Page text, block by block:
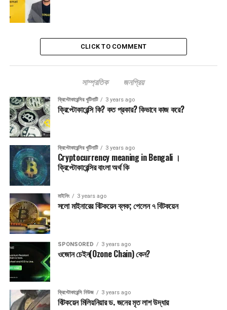
Post Views:
Ethereum এ বিনিয়োগ কতটা লাভজনক হবে?
“কোর ডাউ” হোল্ড নাকি সোল্ড ?
CLICK TO COMMENT
সাম্প্রতিক জনপ্রিয়
ক্রিপ্টোকারেন্সির খুটিনাটি 3 years ago
ক্রিপ্টোকারেন্সি কি? কত প্রকার? কিভাবে কাজ করে?
ক্রিপ্টোকারেন্সির খুটিনাটি 3 years ago
Cryptocurrency meaning in Bengali ।
ক্রিপ্টোকারেন্সির বাংলা অর্থ কি
মাইনিং 3 years ago
সলো মাইনারের বিটকয়েন ব্লক; পেলেন ৭ বিটকয়েন
SPONSORED 3 years ago
ওজোন চেইন(Ozone Chain) কেন?
ক্রিপ্টোকারেন্সি নিউজ 3 years ago
বিটকয়েন মিলিয়নিয়ার ড. জনের মৃত লাশ উদ্ধার